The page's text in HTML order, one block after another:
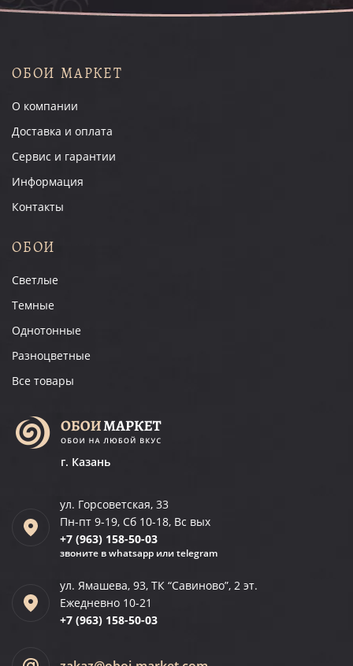
ОБОИ МАРКЕТ
О компании
Доставка и оплата
Сервис и гарантии
Информация
Контакты
ОБОИ
Светлые
Темные
Однотонные
Разноцветные
Все товары
г. Казань
ул. Горсоветская, 33
Пн-пт 9-19, Сб 10-18, Вс вых
+7 (963) 158-50-03
звоните в whatsapp или telegram
ул. Ямашева, 93, ТК “Савиново”, 2 эт.
Ежедневно 10-21
+7 (963) 158-50-03